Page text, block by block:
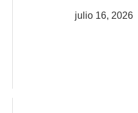
julio 16, 2026